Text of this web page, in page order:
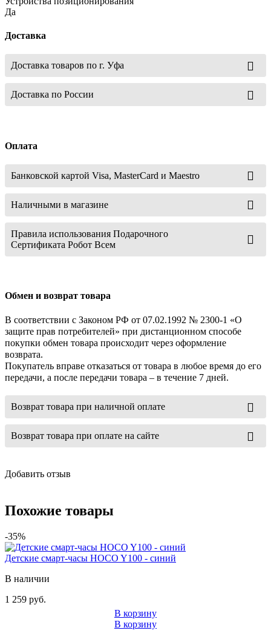
Да
Доставка
Доставка товаров по г. Уфа
Доставка по России
Оплата
Банковской картой Visa, MasterCard и Maestro
Наличными в магазине
Правила использования Подарочного
Сертификата Робот Всем
Обмен и возврат товара
В соответствии с Законом РФ от 07.02.1992 № 2300-1 «О
защите прав потребителей» при дистанционном способе
покупки обмен товара происходит через оформление
возврата.
Покупатель вправе отказаться от товара в любое время до его
передачи, а после передачи товара – в течение 7 дней.
Возврат товара при наличной оплате
Возврат товара при оплате на сайте
Добавить отзыв
Похожие товары
-35%
Детские смарт-часы HOCO Y100 - синий
В наличии
1 259 руб.
В корзину
В корзину